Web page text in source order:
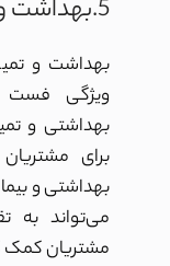
5.بهداشت و تمیزی
بهداشت و
ویژگی
بهداشتی و
برای
بهداشتی و
می‌تواند به
مشتریان کمک